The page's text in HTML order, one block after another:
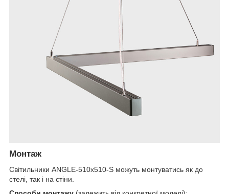
Монтаж
Світильники ANGLE-510x510-S можуть монтуватись як до
стелі, так і на стіни.